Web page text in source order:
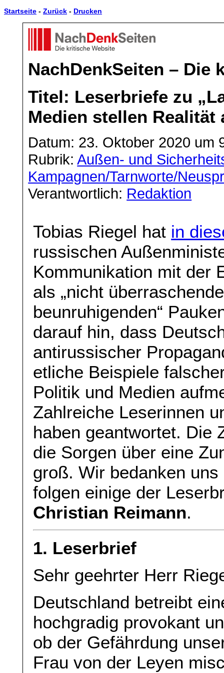
Startseite - Zurück - Drucken
NachDenkSeiten – Die
Titel: Leserbriefe zu
Medien stellen Realität
Datum: 23. Oktober 2020 um
Rubrik:Außen- und
Kampagnen/Tarnworte/
Verantwortlich: Redaktion
Tobias Riegel hat in
russischen
Kommunikation mit der
als „nicht
beunruhigenden“
darauf hin, dass
antirussischer
etliche Beispiele
Politik und Medien
Zahlreiche Leserinnen
haben geantwortet. Die
die Sorgen über eine
groß. Wir bedanken
folgen einige der
Christian Reimann.
1. Leserbrief
Sehr geehrter Herr
Deutschland betreibt
hochgradig provokant
ob der Gefährdung
Frau von der Leyen